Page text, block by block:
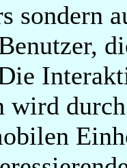
sondern
wird